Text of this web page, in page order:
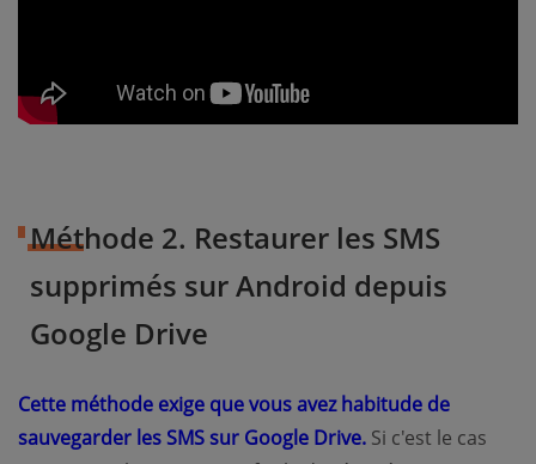
Méthode 2. Restaurer les SMS
supprimés sur Android depuis
Google Drive
Cette méthode exige que vous avez habitude de
sauvegarder les SMS sur Google Drive. Si c'est le cas